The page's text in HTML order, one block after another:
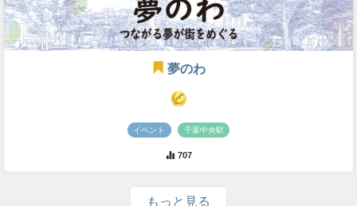
夢のわ
イベント 千葉中央駅
707
もっと見る